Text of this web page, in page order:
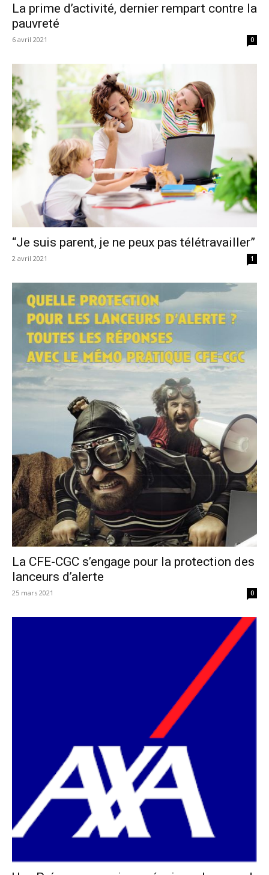
La prime d’activité, dernier rempart contre la
pauvreté
6 avril 2021 0
“Je suis parent, je ne peux pas télétravailler”
2 avril 2021 1
La CFE-CGC s’engage pour la protection des
lanceurs d’alerte
25 mars 2021 0